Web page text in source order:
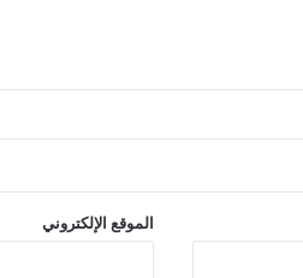
الموقع الإلكتروني